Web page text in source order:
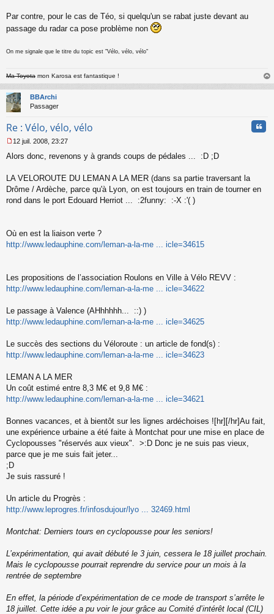
Par contre, pour le cas de Téo, si quelqu'un se rabat juste devant au
passage du radar ca pose problème non
On me signale que le titre du topic est "Vélo, vélo, vélo"
Ma Toyota mon Karosa est fantastique !
au
BBArchi
Passager
Re : Vélo, vélo, vélo
e
s
a
g
e
n
u
12 juil. 2008, 23:27
Alors donc, revenons y à grands coups de pédales ... :D ;D
LA VELOROUTE DU LEMAN A LA MER (dans sa partie traversant la
Drôme / Ardèche, parce qu'à Lyon, on est toujours en train de tourner en
rond dans le port Edouard Herriot ... :2funny: :-X :'( )
Où en est la liaison verte ?
http://www.ledauphine.com/leman-a-la-me ... icle=34615
Les propositions de l’association Roulons en Ville à Vélo REVV :
http://www.ledauphine.com/leman-a-la-me ... icle=34622
Le passage à Valence (AHhhhhh... ::) )
http://www.ledauphine.com/leman-a-la-me ... icle=34625
Le succès des sections du Véloroute : un article de fond(s) :
http://www.ledauphine.com/leman-a-la-me ... icle=34623
LEMAN A LA MER
Un coût estimé entre 8,3 M€ et 9,8 M€ :
http://www.ledauphine.com/leman-a-la-me ... icle=34621
Bonnes vacances, et à bientôt sur les lignes ardéchoises ![hr][/hr]Au fait,
une expérience urbaine a été faite à Montchat pour une mise en place de
Cyclopousses "réservés aux vieux". >:D Donc je ne suis pas vieux,
parce que je me suis fait jeter...
;D
Je suis rassuré !
Un article du Progrès :
http://www.leprogres.fr/infosdujour/lyo ... 32469.html
Montchat: Derniers tours en cyclopousse pour les seniors!
L’expérimentation, qui avait débuté le 3 juin, cessera le 18 juillet prochain.
Mais le cyclopousse pourrait reprendre du service pour un mois à la
rentrée de septembre
En effet, la période d’expérimentation de ce mode de transport s’arrête le
18 juillet. Cette idée a pu voir le jour grâce au Comité d’intérêt local (CIL)